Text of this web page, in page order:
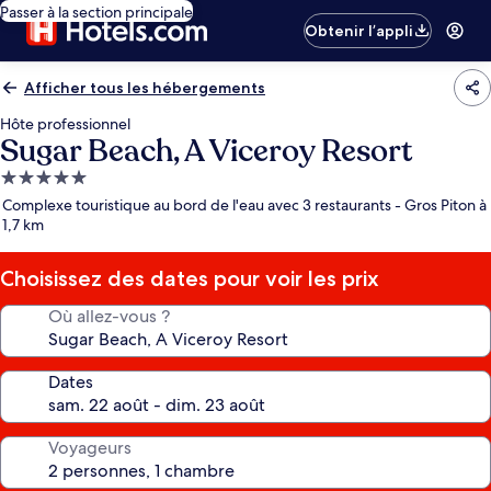
Passer à la section principale
Obtenir l’appli
Afficher tous les hébergements
Hôte professionnel
Sugar Beach, A Viceroy Resort
Hébergement
5.0 étoiles
Complexe touristique au bord de l'eau avec 3 restaurants - Gros Piton à
1,7 km
Choisissez des dates pour voir les prix
Où allez-vous ?
Dates
Voyageurs